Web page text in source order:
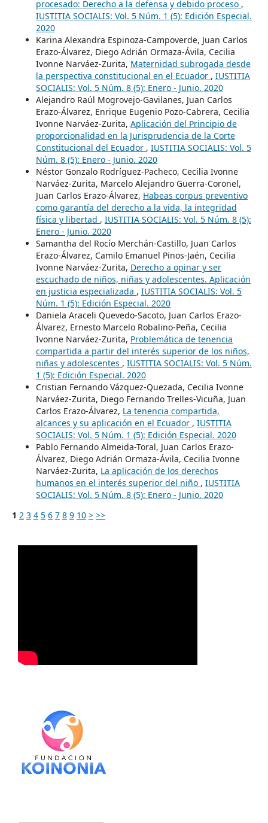
procesado: Derecho a la defensa y debido proceso ,
IUSTITIA SOCIALIS: Vol. 5 Núm. 1 (5): Edición Especial.
2020
Karina Alexandra Espinoza-Campoverde, Juan Carlos
Erazo-Álvarez, Diego Adrián Ormaza-Ávila, Cecilia
Ivonne Narváez-Zurita, Maternidad subrogada desde
la perspectiva constitucional en el Ecuador , IUSTITIA
SOCIALIS: Vol. 5 Núm. 8 (5): Enero - Junio. 2020
Alejandro Raúl Mogrovejo-Gavilanes, Juan Carlos
Erazo-Álvarez, Enrique Eugenio Pozo-Cabrera, Cecilia
Ivonne Narváez-Zurita, Aplicación del Principio de
proporcionalidad en la Jurisprudencia de la Corte
Constitucional del Ecuador , IUSTITIA SOCIALIS: Vol. 5
Núm. 8 (5): Enero - Junio. 2020
Néstor Gonzalo Rodríguez-Pacheco, Cecilia Ivonne
Narváez-Zurita, Marcelo Alejandro Guerra-Coronel,
Juan Carlos Erazo-Álvarez, Habeas corpus preventivo
como garantía del derecho a la vida, la integridad
física y libertad , IUSTITIA SOCIALIS: Vol. 5 Núm. 8 (5):
Enero - Junio. 2020
Samantha del Rocío Merchán-Castillo, Juan Carlos
Erazo-Álvarez, Camilo Emanuel Pinos-Jaén, Cecilia
Ivonne Narváez-Zurita, Derecho a opinar y ser
escuchado de niños, niñas y adolescentes. Aplicación
en justicia especializada , IUSTITIA SOCIALIS: Vol. 5
Núm. 1 (5): Edición Especial. 2020
Daniela Araceli Quevedo-Sacoto, Juan Carlos Erazo-
Álvarez, Ernesto Marcelo Robalino-Peña, Cecilia
Ivonne Narváez-Zurita, Problemática de tenencia
compartida a partir del interés superior de los niños,
niñas y adolescentes , IUSTITIA SOCIALIS: Vol. 5 Núm.
1 (5): Edición Especial. 2020
Cristian Fernando Vázquez-Quezada, Cecilia Ivonne
Narváez-Zurita, Diego Fernando Trelles-Vicuña, Juan
Carlos Erazo-Álvarez, La tenencia compartida,
alcances y su aplicación en el Ecuador , IUSTITIA
SOCIALIS: Vol. 5 Núm. 1 (5): Edición Especial. 2020
Pablo Fernando Almeida-Toral, Juan Carlos Erazo-
Álvarez, Diego Adrián Ormaza-Ávila, Cecilia Ivonne
Narváez-Zurita, La aplicación de los derechos
humanos en el interés superior del niño , IUSTITIA
SOCIALIS: Vol. 5 Núm. 8 (5): Enero - Junio. 2020
1 2 3 4 5 6 7 8 9 10 > >>